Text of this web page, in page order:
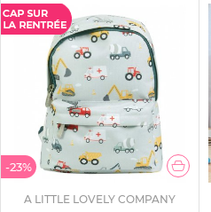
-23%
A LITTLE LOVELY COMPANY